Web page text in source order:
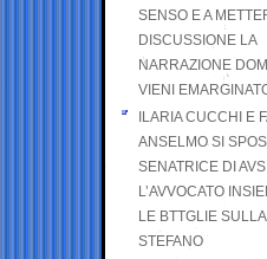
SENSO E A
DISCUSSIONE LA
NARRAZIONE
VIENI
ILARIA CUCCHI E
ANSELMO SI
SENATRICE DI
L’AVVOCATO
LE BTTGLIE
STEFANO